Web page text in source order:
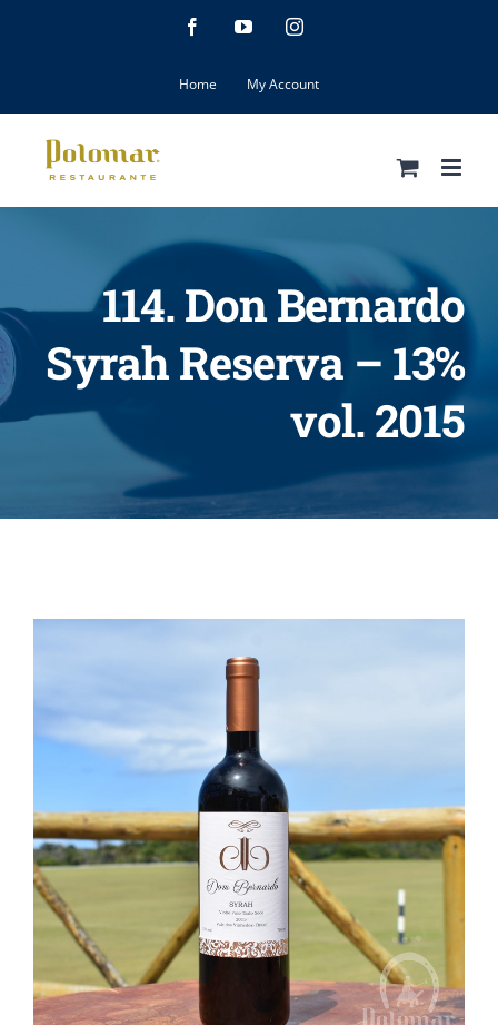
FacebookYouTubeInstagram
Home My Account
114. Don Bernardo
Syrah Reserva – 13%
vol. 2015